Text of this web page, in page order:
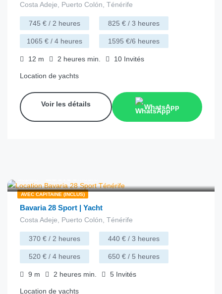
Costa Adeje, Puerto Colón, Ténérife
745 € / 2 heures 825 € / 3 heures
1065 € / 4 heures 1595 €/6 heures
12 m 2 heures min. 10 Invités
Location de yachts
Voir les détails WhatsApp
AVEC CAPITAINE (INCLUS)
Bavaria 28 Sport | Yacht
Costa Adeje, Puerto Colón, Ténérife
370 € / 2 heures 440 € / 3 heures
520 € / 4 heures 650 € / 5 heures
9 m 2 heures min. 5 Invités
Location de yachts